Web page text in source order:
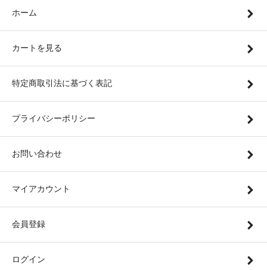
ホーム
カートを見る
特定商取引法に基づく表記
プライバシーポリシー
お問い合わせ
マイアカウント
会員登録
ログイン